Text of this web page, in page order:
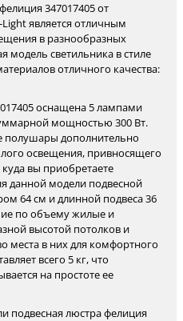
347017405 от
является отличным
в разнообразных
светильника в стиле
отличного качества:
оснащена 5 лампами
мощностью 300 Вт.
полушары дополнительно
освещения, привносящего
вы приобретаете
данной модели подвесной
64 см и длинной подвеса 36
по объему жилые и
высотой потолков и
места в них для комфортного
всего 5 кг, что
на простоте ее
подвесная люстра фелиция